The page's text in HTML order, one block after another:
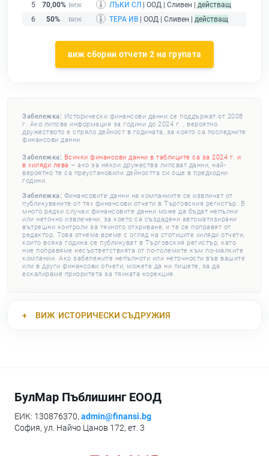
5
70,00% ЛЪКИ СЛ | ООД | Сливен | действащ
6
50% ТЕРА ИВ | ООД | Сливен | действащ
виж сборни отчети 2 на групата
Забележка: Исторически финансови данни се поддържат от 2008
г. Ако липсва информация за години до 2024 г. , вероятно
дружеството е спряло дейност в годината, за която са последните
финансови данни.
Забележка: Всички финансови данни в таблиците са за 2024 г. и
в хиляди лева – ако за някои дружества липсват данни, най-
вероятно те са преустановили дейността си още в предходни
години.
Забележка: Финансовите данни на компаниите се извличат от
публикуваните от тях финансови отчети в Търговския регистър. В
много редки случаи финансовите данни може да бъдат непълни
или неточно извлечени, за което са създадени автоматизирани
вътрешни контроли за тяхното откриване, и те се поправят от
редактор. Това отнема време с оглед на стотиците хиляди отчети,
които всяка година се публикуват в Търговския регистър, като
ние поправяме несъответствията от по-големите към по-малките
компании. Ако забележите непълноти или неточности във вашите
или в други финансови отчети, можете да ни пишете, за да
ескалираме приоритета за тяхната корекция.
ВИЖ ИСТОРИЧЕСКИ СЪДРУЖИЯ
БулМар Пъблишинг ЕООД
ЕИК: 130876370, admin@finansi.bg
София, ул. Найчо Цанов 172, ет. 3